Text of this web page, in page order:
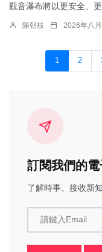
觀音瀑布將以更安全、更
陳朝枝 2026年八
1 2
訂閱我們的電
了解時事、接收新
請鍵入Email